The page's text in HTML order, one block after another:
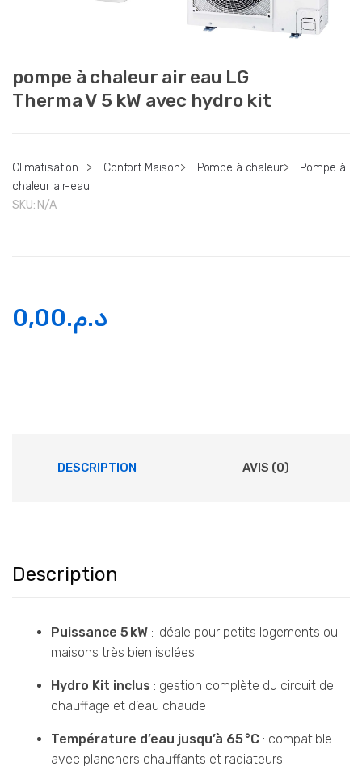
pompe à chaleur air eau LG
Therma V 5 kW avec hydro kit
Climatisation > Confort Maison> Pompe à chaleur>
Pompe à
chaleur air-eau
SKU: N/A
د.م.0,00
DESCRIPTION AVIS (0)
Description
Puissance 5 kW : idéale pour petits logements ou
maisons très bien isolées
Hydro Kit inclus : gestion complète du circuit de
chauffage et d’eau chaude
Température d’eau jusqu’à 65 °C : compatible
avec planchers chauffants et radiateurs